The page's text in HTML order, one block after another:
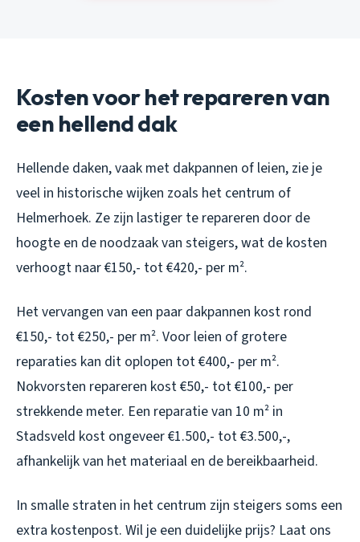
Kosten voor het repareren van
een hellend dak
Hellende daken, vaak met dakpannen of leien, zie je
veel in historische wijken zoals het centrum of
Helmerhoek. Ze zijn lastiger te repareren door de
hoogte en de noodzaak van steigers, wat de kosten
verhoogt naar €150,- tot €420,- per m².
Het vervangen van een paar dakpannen kost rond
€150,- tot €250,- per m². Voor leien of grotere
reparaties kan dit oplopen tot €400,- per m².
Nokvorsten repareren kost €50,- tot €100,- per
strekkende meter. Een reparatie van 10 m² in
Stadsveld kost ongeveer €1.500,- tot €3.500,-,
afhankelijk van het materiaal en de bereikbaarheid.
In smalle straten in het centrum zijn steigers soms een
extra kostenpost. Wil je een duidelijke prijs? Laat ons